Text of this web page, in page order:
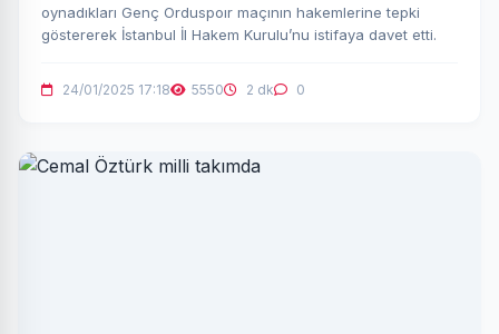
oynadıkları Genç Orduspoır maçının hakemlerine tepki
göstererek İstanbul İl Hakem Kurulu’nu istifaya davet etti.
24/01/2025 17:18 5550 2 dk 0